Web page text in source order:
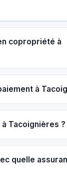
copropriété à
à
Tacoignières ?
quelle